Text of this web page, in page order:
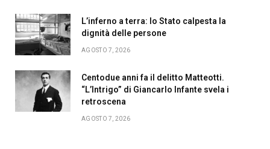
L’inferno a terra: lo Stato calpesta la
dignità delle persone
AGOSTO 7, 2026
Centodue anni fa il delitto Matteotti.
“L’Intrigo” di Giancarlo Infante svela i
retroscena
AGOSTO 7, 2026